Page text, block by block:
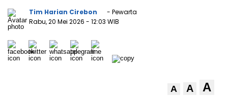
Tim Harian Cirebon
- Pewarta
Rabu, 20 Mei 2026 - 12:03 WIB
A A A